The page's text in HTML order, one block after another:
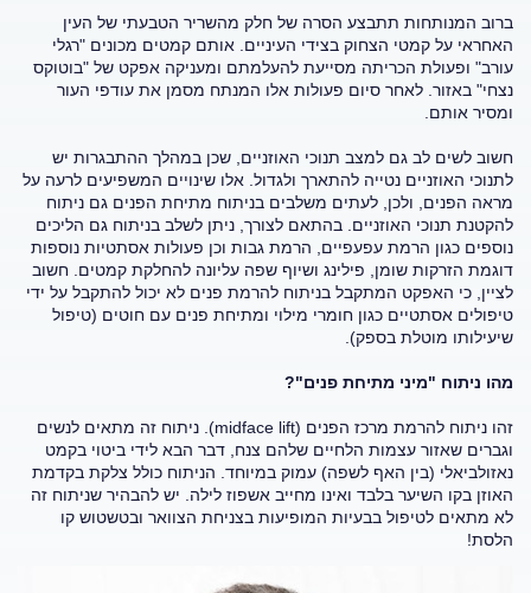
ברוב המנותחות תתבצע הסרה של חלק מהשריר הטבעתי של העין
האחראי על קמטי הצחוק בצידי העיניים. אותם קמטים מכונים "רגלי
עורב" ופעולת הכריתה מסייעת להעלמתם ומעניקה אפקט של "בוטוקס
נצחי" באזור. לאחר סיום פעולות אלו המנתח מסמן את עודפי העור
ומסיר אותם.
חשוב לשים לב גם למצב תנוכי האוזניים, שכן במהלך ההתבגרות יש
לתנוכי האוזניים נטייה להתארך ולגדול. אלו שינויים המשפיעים לרעה על
מראה הפנים, ולכן, לעתים משלבים בניתוח מתיחת הפנים גם ניתוח
להקטנת תנוכי האוזניים. בהתאם לצורך, ניתן לשלב בניתוח גם הליכים
נוספים כגון הרמת עפעפיים, הרמת גבות וכן פעולות אסתטיות נוספות
דוגמת הזרקות שומן, פילינג ושיוף שפה עליונה להחלקת קמטים. חשוב
לציין, כי האפקט המתקבל בניתוח להרמת פנים לא יכול להתקבל על ידי
טיפולים אסתטיים כגון חומרי מילוי ומתיחת פנים עם חוטים (טיפול
שיעילותו מוטלת בספק).
מהו ניתוח "מיני מתיחת פנים"?
זהו ניתוח להרמת מרכז הפנים (midface lift). ניתוח זה מתאים לנשים
וגברים שאזור עצמות הלחיים שלהם צנח, דבר הבא לידי ביטוי בקמט
נאזולביאלי (בין האף לשפה) עמוק במיוחד. הניתוח כולל צלקת בקדמת
האוזן בקו השיער בלבד ואינו מחייב אשפוז לילה. יש להבהיר שניתוח זה
לא מתאים לטיפול בבעיות המופיעות בצניחת הצוואר ובטשטוש קו
הלסת!